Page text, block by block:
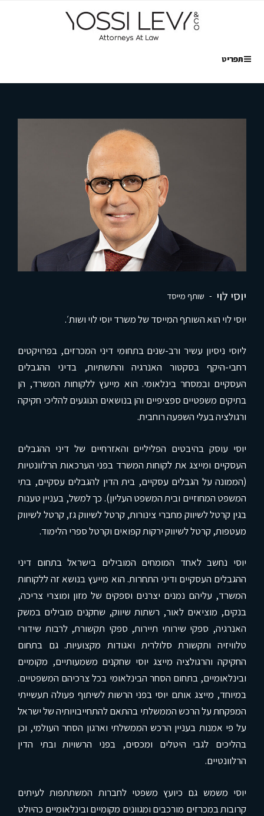
תפריט
יוסי לוי שותף מייסד
יוסי לוי הוא השותף המייסד של משרד יוסי לוי ושות׳.
ליוסי ניסיון עשיר ורב-שנים בתחומי דיני המכרזים, בפרויקטים
רחבי-היקף בסקטור האנרגיה והתשתיות, בדיני ההגבלים
העסקיים ובמסחר בינלאומי. הוא מייעץ ללקוחות המשרד, הן
בתיקים משפטיים ספציפיים והן בנושאים הנוגעים להליכי חקיקה
ורגולציה בעלי השפעה רוחבית.
יוסי עוסק בהיבטים הפליליים והאזרחיים של דיני ההגבלים
העסקיים ומייצג את לקוחות המשרד בפני הערכאות הרלוונטיות
(הממונה על הגבלים עסקיים, בית הדין להגבלים עסקיים, בתי
המשפט המחוזיים ובית המשפט העליון). כך למשל, בעניין טענות
בגין קרטל לשיווק מחברי צינורות, קרטל לשיווק גז, קרטל לשיווק
מעטפות, קרטל לשיווק ירקות קפואים וקרטל ספרי הלימוד.
יוסי נחשב לאחד המומחים המובילים בישראל בתחום דיני
ההגבלים העסקיים ודיני התחרות. הוא מייעץ בנושא זה ללקוחות
המשרד, עליהם נמנים יצרנים וספקים של מזון ומוצרי צריכה,
בנקים, מוציאים לאור, רשתות שיווק, שחקנים מובילים במשק
האנרגיה, ספקי שירותי תיירות, ספקי תקשורת, לרבות שידורי
טלוויזיה ותקשורת סלולרית ואגודות מקצועיות. גם בתחום
החקיקה והרגולציה מייצג יוסי שחקנים משמעותיים, מקומיים
ובינלאומיים, בתחום הסחר הבינלאומי בכל צרכיהם המשפטיים.
במיוחד, מייצג אותם יוסי בפני הרשות לשיתוף פעולה תעשייתי
המפקחת על הרכש הממשלתי בהתאם להתחייבויותיה של ישראל
על פי אמנות בעניין הרכש הממשלתי וארגון הסחר העולמי, וכן
בהליכים לגבי היטלים ומכסים, בפני הרשויות ובתי הדין
הרלוונטיים.
יוסי משמש גם כיועץ משפטי לחברות המשתתפות לעיתים
קרובות במכרזים מורכבים ומגוונים מקומיים ובינלאומיים כהיולט